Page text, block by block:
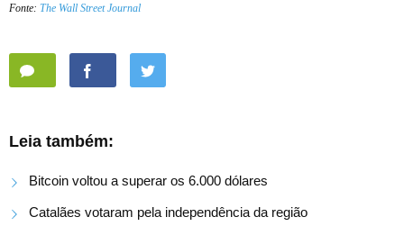
Fonte: The Wall Street Journal
Leia também:
Bitcoin voltou a superar os 6.000 dólares
Catalães votaram pela independência da região